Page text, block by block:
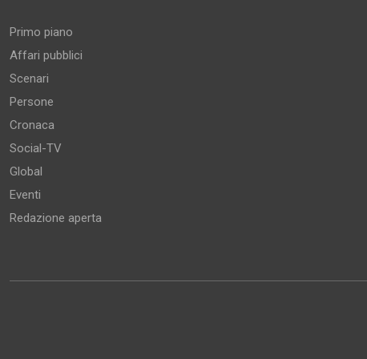
Primo piano
Affari pubblici
Scenari
Persone
Cronaca
Social-TV
Global
Eventi
Redazione aperta